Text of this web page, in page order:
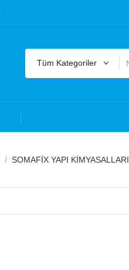
Tüm Kategoriler
SOMAFİX YAPI KİMYASALLARI